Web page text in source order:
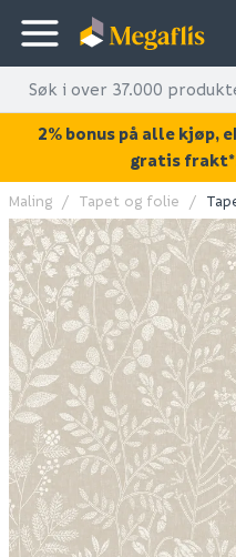
KAN DISSE
Storeys vareprøve
karuna vinyltapet
blomst grønn
Maling Tapet og folie
2% bonus på alle kjøp,
gratis frakt*